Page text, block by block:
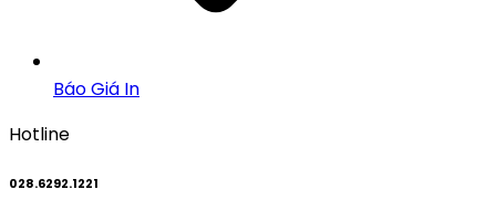
Báo Giá In
Hotline
028.6292.1221